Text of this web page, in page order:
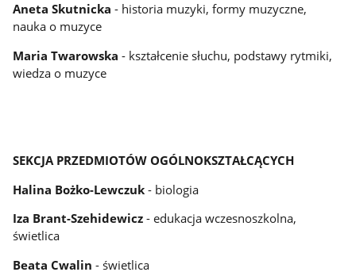
Aneta Skutnicka - historia muzyki, formy muzyczne,
nauka o muzyce
Maria Twarowska - kształcenie słuchu, podstawy rytmiki,
wiedza o muzyce
SEKCJA PRZEDMIOTÓW OGÓLNOKSZTAŁCĄCYCH
Halina Bożko-Lewczuk - biologia
Iza Brant-Szehidewicz - edukacja wczesnoszkolna,
świetlica
Beata Cwalin - świetlica